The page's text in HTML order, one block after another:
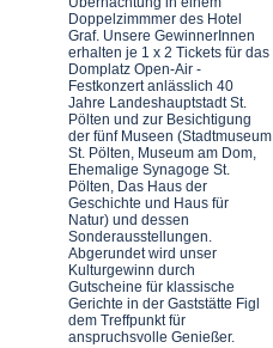
Doppelzimmmer des Hotel
Graf. Unsere GewinnerInnen
erhalten je 1 x 2 Tickets für das
Domplatz Open-Air -
Festkonzert anlässlich 40
Jahre Landeshauptstadt St.
Pölten und zur Besichtigung
der fünf Museen (Stadtmuseum
St. Pölten, Museum am Dom,
Ehemalige Synagoge St.
Pölten, Das Haus der
Geschichte und Haus für
Natur) und dessen
Sonderausstellungen.
Abgerundet wird unser
Kulturgewinn durch
Gutscheine für klassische
Gerichte in der Gaststätte Figl
dem Treffpunkt für
anspruchsvolle Genießer.